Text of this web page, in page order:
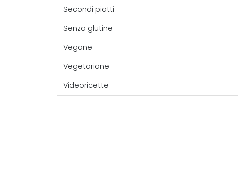
Secondi piatti
Senza glutine
Vegane
Vegetariane
Videoricette